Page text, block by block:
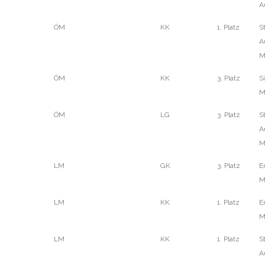
ÖM KK 1. Platz
ÖM KK 3. Platz
ÖM LG 3. Platz
LM GK 3. Platz
LM KK 1. Platz
LM KK 1. Platz